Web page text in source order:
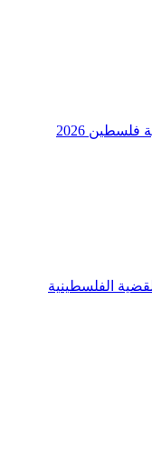
2026
الفلسطينية